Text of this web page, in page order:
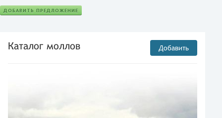
ДОБАВИТЬ ПРЕДЛОЖЕНИЕ
Каталог моллов Добавить